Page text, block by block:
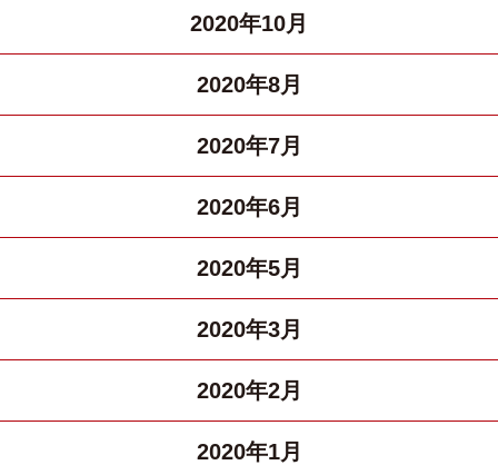
2020年10月
2020年8月
2020年7月
2020年6月
2020年5月
2020年3月
2020年2月
2020年1月